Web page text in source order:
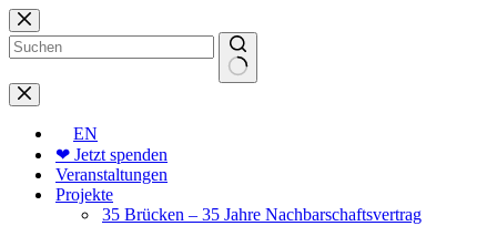
Zum
Inhalt
springen
Keine
Ergebnisse
EN
❤ Jetzt spenden
Veranstaltungen
Projekte
35 Brücken – 35 Jahre Nachbarschaftsvertrag